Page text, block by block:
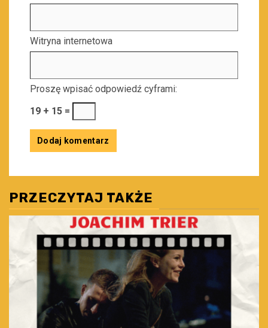
Witryna internetowa
Proszę wpisać odpowiedź cyframi:
19 + 15 =
PRZECZYTAJ TAKŻE